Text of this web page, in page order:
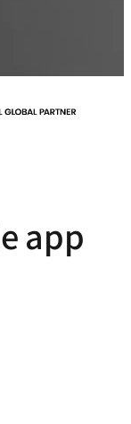
app